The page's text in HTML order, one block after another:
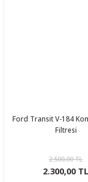
Ford Transit V-184
Filtresi
2.500,00 TL
2.300,00 TL